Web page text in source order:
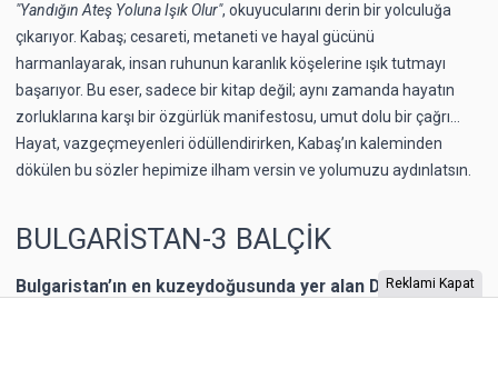
"Yandığın Ateş Yoluna Işık Olur", okuyucularını derin bir yolculuğa
çıkarıyor. Kabaş; cesareti, metaneti ve hayal gücünü
harmanlayarak, insan ruhunun karanlık köşelerine ışık tutmayı
başarıyor. Bu eser, sadece bir kitap değil; aynı zamanda hayatın
zorluklarına karşı bir özgürlük manifestosu, umut dolu bir çağrı…
Hayat, vazgeçmeyenleri ödüllendirirken, Kabaş’ın kaleminden
dökülen bu sözler hepimize ilham versin ve yolumuzu aydınlatsın.
BULGARİSTAN-3 BALÇİK
Bulgaristan’ın en kuzeydoğusunda yer alan Dobriç bir
Reklami Kapat